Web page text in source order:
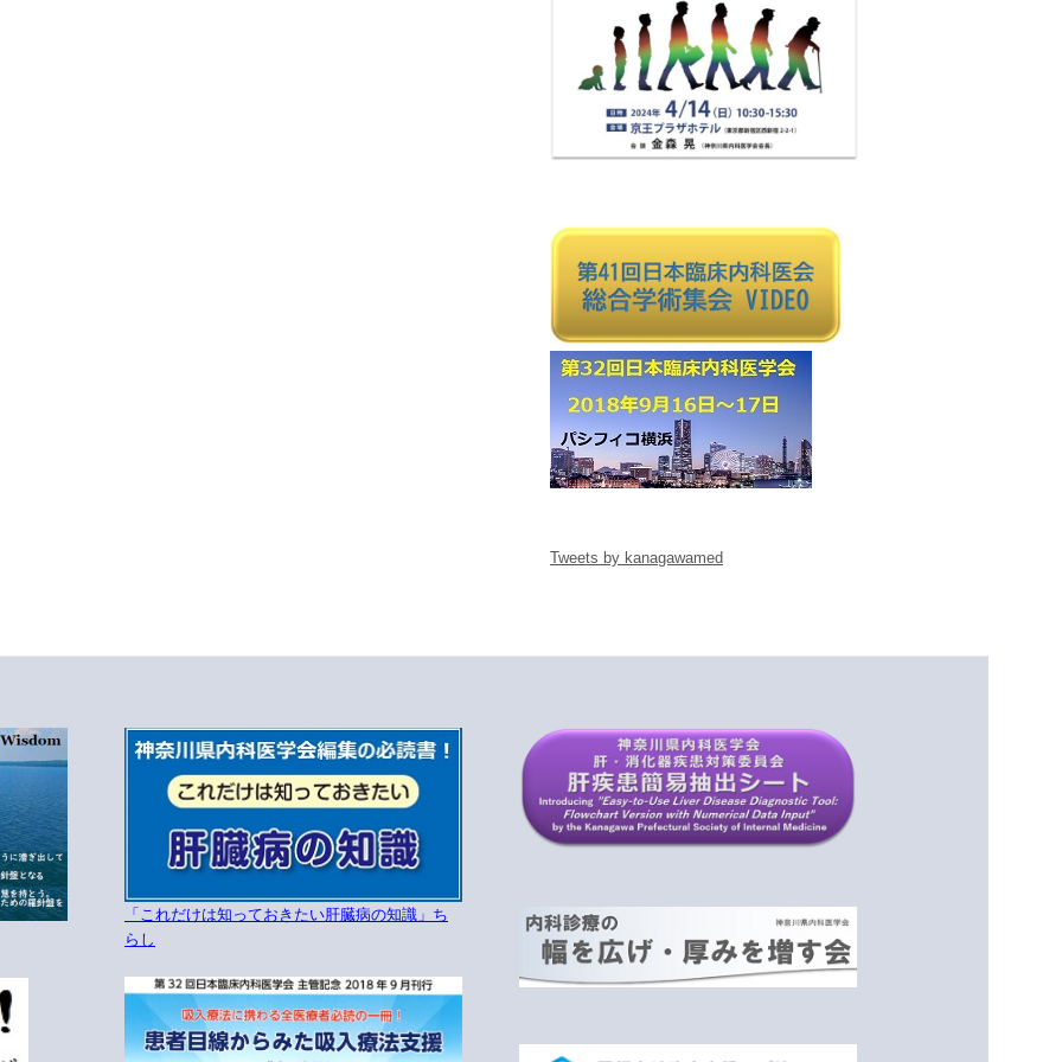
Tweets by kanagawamed
「これだけは知っておきたい肝臓病の知識」ち
らし